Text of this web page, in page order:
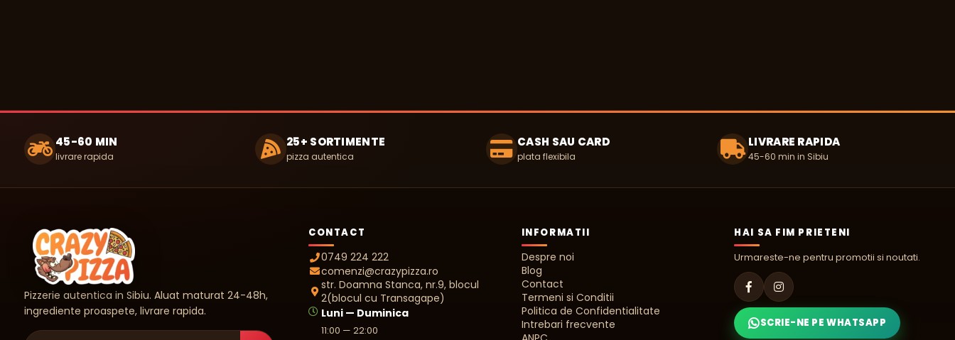
45-60 MIN
livrare rapida
25+ SORTIMENTE
pizza autentica
CASH SAU CARD
plata flexibila
LIVRARE RAPIDA
45-60 min in Sibiu
Pizzerie autentica in Sibiu. Aluat maturat 24-48h,
ingrediente proaspete, livrare rapida.
CONTACT
0749 224 222
comenzi@crazypizza.ro
str. Doamna Stanca, nr.9, blocul
2(blocul cu Transagape)
Luni — Duminica
11:00 — 22:00
INFORMATII
Despre noi
Blog
Contact
Termeni si Conditii
Politica de Confidentialitate
Intrebari frecvente
HAI SA FIM PRIETENI
Urmareste-ne pentru promotii si noutati.
SCRIE-NE PE WHATSAPP